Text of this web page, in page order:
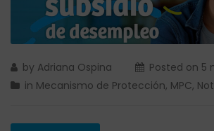
by Adriana Ospina Posted on 5
in Mecanismo de Protección, MPC,